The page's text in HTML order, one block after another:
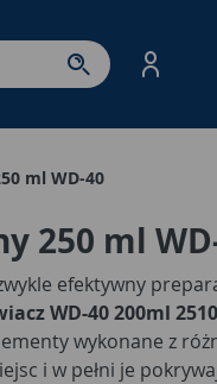
strony produktów.
ml WD-40
250 ml
efektywny
WD-40 200ml
wykonane z
i w pełni je